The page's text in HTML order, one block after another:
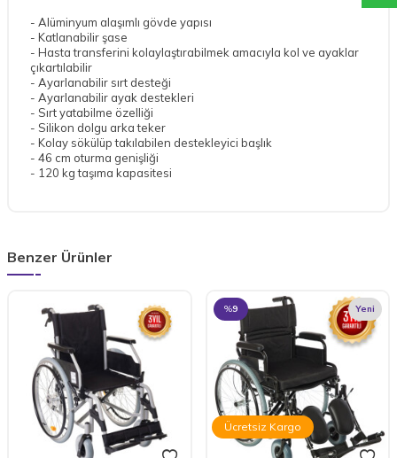
- Alüminyum alaşımlı gövde yapısı
- Katlanabilir şase
- Hasta transferini kolaylaştırabilmek amacıyla kol ve ayaklar
çıkartılabilir
- Ayarlanabilir sırt desteği
- Ayarlanabilir ayak destekleri
- Sırt yatabilme özelliği
- Silikon dolgu arka teker
- Kolay sökülüp takılabilen destekleyici başlık
- 46 cm oturma genişliği
- 120 kg taşıma kapasitesi
Benzer Ürünler
%9 Yeni
Ücretsiz Kargo